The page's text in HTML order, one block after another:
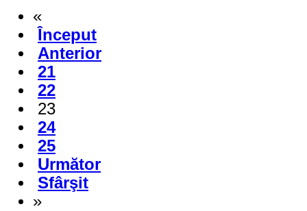
«
Început
Anterior
21
22
23
24
25
Următor
Sfârşit
»